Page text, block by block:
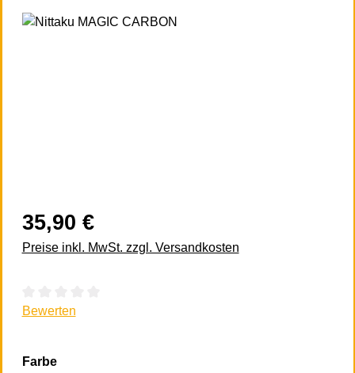
Bildergalerie überspringen
35,90 €
Preise inkl. MwSt. zzgl. Versandkosten
Durchschnittliche Bewertung von 0 von 5 Sternen
Bewerten
Farbeauswählen